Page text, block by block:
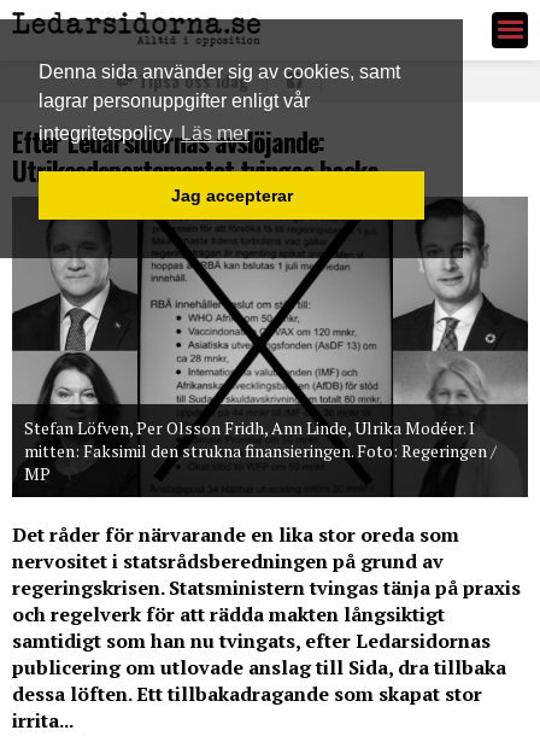
Denna sida använder sig av cookies, samt
lagrar personuppgifter enligt vår
integritetspolicyLäs mer
Jag accepterar
Ledarsidorna.se
Tipsa oss idag
Efter Ledarsidornas avslöjande:
Utrikesdepartementet tvingas backa
Stefan Löfven, Per Olsson Fridh, Ann Linde, Ulrika Modéer. I
mitten: Faksimil den strukna finansieringen. Foto: Regeringen /
MP
Det råder för närvarande en lika stor oreda som
nervositet i statsrådsberedningen på grund av
regeringskrisen. Statsministern tvingas tänja på praxis
och regelverk för att rädda makten långsiktigt
samtidigt som han nu tvingats, efter Ledarsidornas
publicering om utlovade anslag till Sida, dra tillbaka
dessa löften. Ett tillbakadragande som skapat stor
irrita...